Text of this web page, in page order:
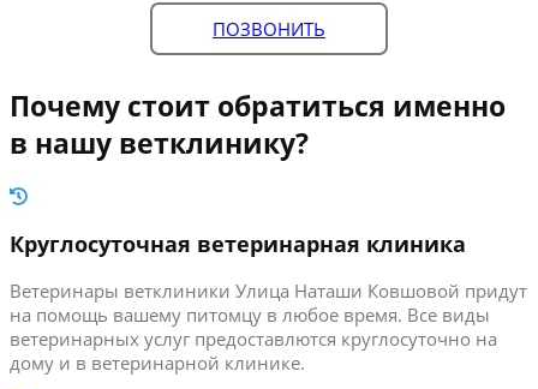
ПОЗВОНИТЬ
Почему стоит обратиться именно
в нашу ветклинику?
Круглосуточная ветеринарная клиника
Ветеринары ветклиники Улица Наташи Ковшовой придут
на помощь вашему питомцу в любое время. Все виды
ветеринарных услуг предоставлются круглосуточно на
дому и в ветеринарной клинике.